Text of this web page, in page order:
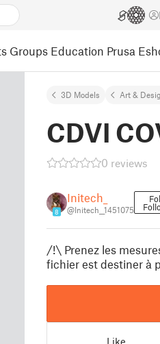
Groups Education Prusa
3D Models Art &
CDVI
0 reviews
8
Initech_
@Initech__1451075
/!\ Prenez les
fichier est destiner à
Like